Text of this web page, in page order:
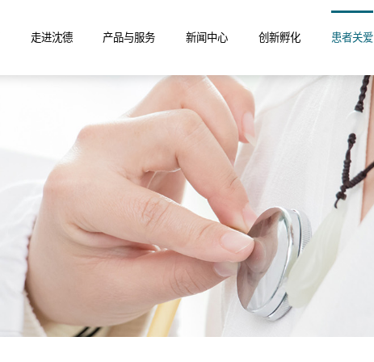
走进沈德 产品与服务 新闻中心 创新孵化 患者关爱